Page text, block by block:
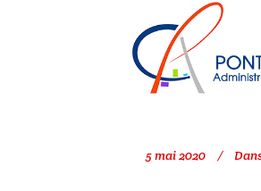
PONT-À-CELLES
5 mai 2020